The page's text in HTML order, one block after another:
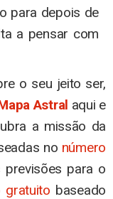
para depois de
a pensar com
o seu jeito ser,
Astral aqui e
a missão da
no número
previsões para o
gratuito baseado